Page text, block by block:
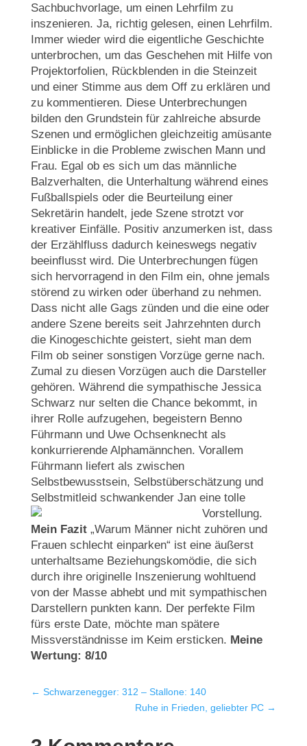
Sachbuchvorlage, um einen Lehrfilm zu
inszenieren. Ja, richtig gelesen, einen Lehrfilm.
Immer wieder wird die eigentliche Geschichte
unterbrochen, um das Geschehen mit Hilfe von
Projektorfolien, Rückblenden in die Steinzeit
und einer Stimme aus dem Off zu erklären und
zu kommentieren. Diese Unterbrechungen
bilden den Grundstein für zahlreiche absurde
Szenen und ermöglichen gleichzeitig amüsante
Einblicke in die Probleme zwischen Mann und
Frau. Egal ob es sich um das männliche
Balzverhalten, die Unterhaltung während eines
Fußballspiels oder die Beurteilung einer
Sekretärin handelt, jede Szene strotzt vor
kreativer Einfälle. Positiv anzumerken ist, dass
der Erzählfluss dadurch keineswegs negativ
beeinflusst wird. Die Unterbrechungen fügen
sich hervorragend in den Film ein, ohne jemals
störend zu wirken oder überhand zu nehmen.
Dass nicht alle Gags zünden und die eine oder
andere Szene bereits seit Jahrzehnten durch
die Kinogeschichte geistert, sieht man dem
Film ob seiner sonstigen Vorzüge gerne nach.
Zumal zu diesen Vorzügen auch die Darsteller
gehören. Während die sympathische Jessica
Schwarz nur selten die Chance bekommt, in
ihrer Rolle aufzugehen, begeistern Benno
Führmann und Uwe Ochsenknecht als
konkurrierende Alphamännchen. Vorallem
Führmann liefert als zwischen
Selbstbewusstsein, Selbstüberschätzung und
Selbstmitleid schwankender Jan eine tolle
Vorstellung.
Mein Fazit„Warum Männer nicht zuhören und
Frauen schlecht einparken“ ist eine äußerst
unterhaltsame Beziehungskomödie, die sich
durch ihre originelle Inszenierung wohltuend
von der Masse abhebt und mit sympathischen
Darstellern punkten kann. Der perfekte Film
fürs erste Date, möchte man spätere
Missverständnisse im Keim ersticken. Meine
Wertung: 8/10
← Schwarzenegger: 312 – Stallone: 140
Ruhe in Frieden, geliebter PC →